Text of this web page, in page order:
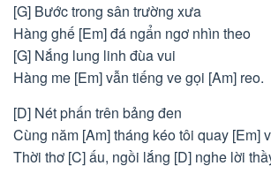
[G] Bước trong sân trường xưa
Hàng ghế [Em] đá ngẩn ngơ nhìn theo
[G] Nắng lung linh đùa vui
Hàng me [Em] vẫn tiếng ve gọi [Am] reo.
[D] Nét phấn trên bảng đen
Cùng năm [Am] tháng kéo tôi quay [Em]
Thời thơ [C] ấu, ngồi lắng [D] nghe lời